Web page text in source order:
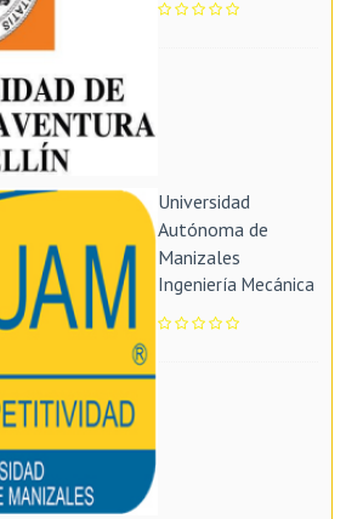
Universidad
Autónoma de
Manizales
Ingeniería Mecánica